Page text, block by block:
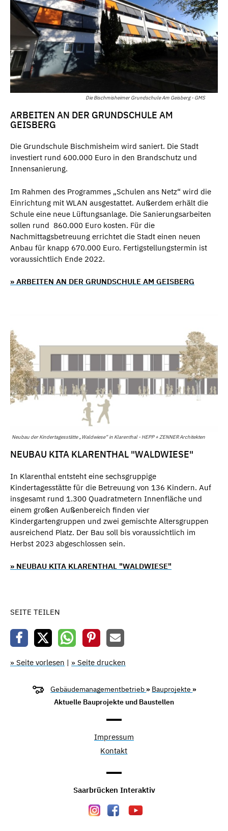
Die Bischmisheimer Grundschule Am Geisberg - GMS
ARBEITEN AN DER GRUNDSCHULE AM
GEISBERG
Die Grundschule Bischmisheim wird saniert. Die Stadt
investiert rund 600.000 Euro in den Brandschutz und
Innensanierung.
Im Rahmen des Programmes „Schulen ans Netz“ wird die
Einrichtung mit WLAN ausgestattet. Außerdem erhält die
Schule eine neue Lüftungsanlage. Die Sanierungsarbeiten
sollen rund 860.000 Euro kosten. Für die
Nachmittagsbetreuung errichtet die Stadt einen neuen
Anbau für knapp 670.000 Euro. Fertigstellungstermin ist
voraussichtlich Ende 2022.
» ARBEITEN AN DER GRUNDSCHULE AM GEISBERG
Neubau der Kindertagesstätte „Waldwiese“ in Klarenthal - HEPP + ZENNER Architekten
NEUBAU KITA KLARENTHAL "WALDWIESE"
In Klarenthal entsteht eine sechsgruppige
Kindertagesstätte für die Betreuung von 136 Kindern. Auf
insgesamt rund 1.300 Quadratmetern Innenfläche und
einem großen Außenbereich finden vier
Kindergartengruppen und zwei gemischte Altersgruppen
ausreichend Platz. Der Bau soll bis voraussichtlich im
Herbst 2023 abgeschlossen sein.
» NEUBAU KITA KLARENTHAL "WALDWIESE"
SEITE TEILEN
» Seite vorlesen | » Seite drucken
Gebäudemanagementbetrieb » Bauprojekte »
Aktuelle Bauprojekte und Baustellen
Impressum
Kontakt
Saarbrücken Interaktiv